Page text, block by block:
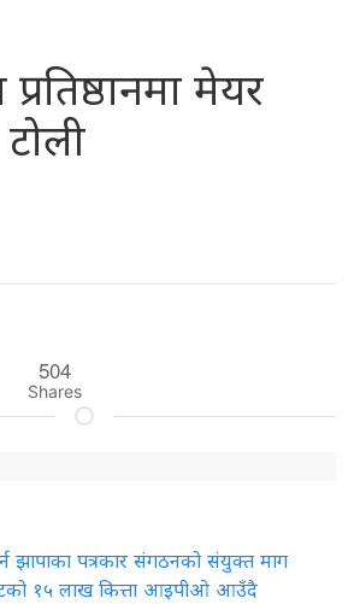
प्रतिष्ठानमा मेयर
504
Shares
झापाका पत्रकार संगठनको संयुक्त माग
१५ लाख कित्ता आइपीओ आउँदै